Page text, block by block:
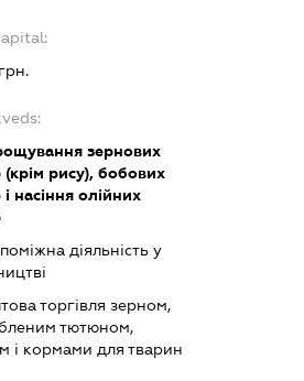
зернових
(крім рису), бобових
і насіння олійних
діяльність у
торгівля зерном,
тютюном,
і кормами для тварин